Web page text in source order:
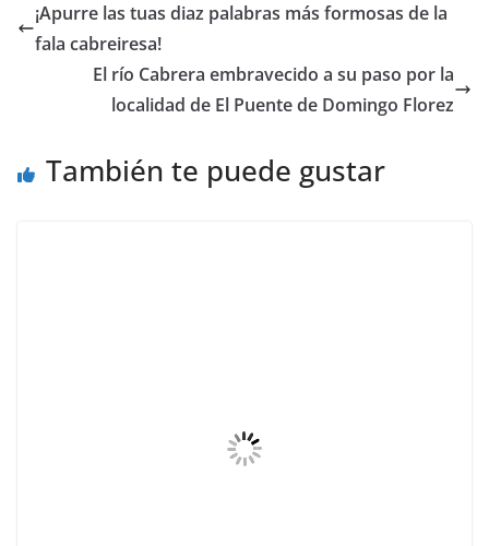
¡Apurre las tuas diaz palabras más formosas de la
fala cabreiresa!
El río Cabrera embravecido a su paso por la
localidad de El Puente de Domingo Florez
También te puede gustar